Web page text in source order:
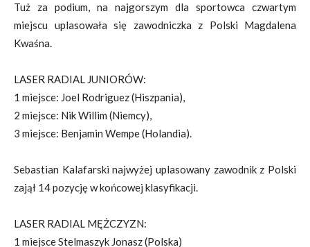
Tuż za podium, na najgorszym dla sportowca czwartym
miejscu uplasowała się zawodniczka z Polski Magdalena
Kwaśna.
LASER RADIAL JUNIORÓW:
1 miejsce: Joel Rodriguez (Hiszpania),
2 miejsce: Nik Willim (Niemcy),
3 miejsce: Benjamin Wempe (Holandia).
Sebastian Kalafarski najwyżej uplasowany zawodnik z Polski
zajął 14 pozycję w końcowej klasyfikacji.
LASER RADIAL MĘŻCZYZN:
1 miejsce Stelmaszyk Jonasz (Polska)